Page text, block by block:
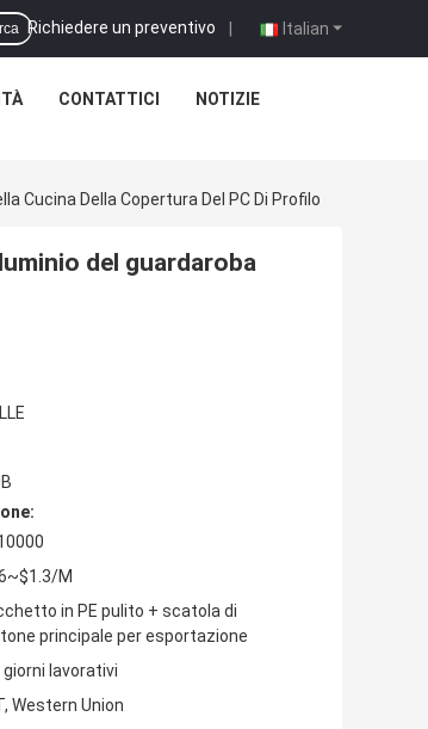
Italian
Richiedere un preventivo |
CONTATTICI NOTIZIE
Cucina Della Copertura Del PC Di Profilo
del guardaroba
M
in PE pulito + scatola di
principale per esportazione
giorni lavorativi
Western Union